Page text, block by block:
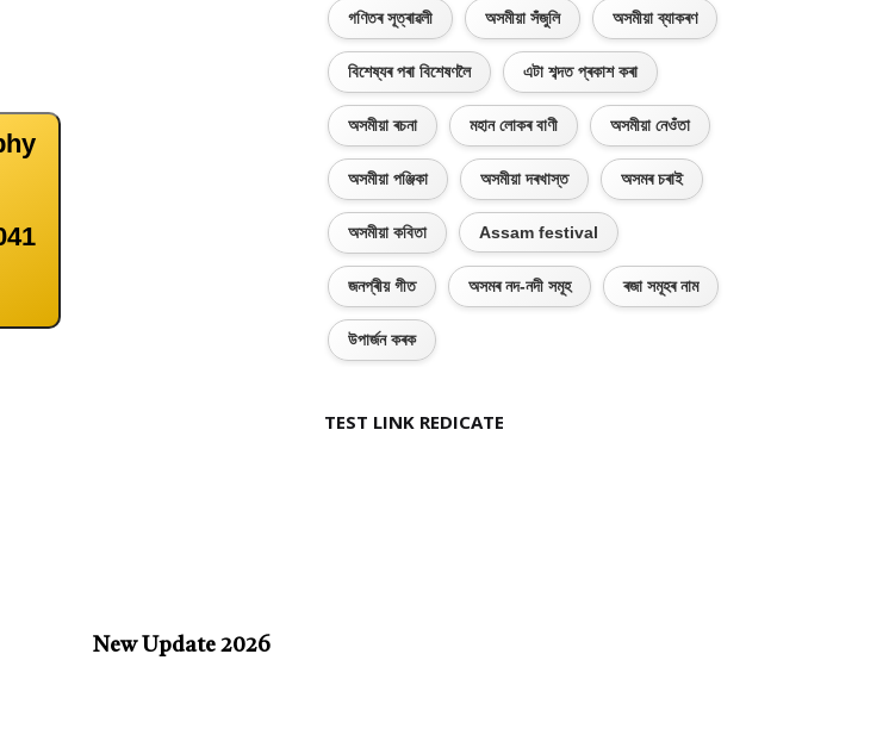
New Update 2026
গণিতৰ সূত্ৰাৱলী অসমীয়া সঁজুলি অসমীয়া ব্যাকৰণ
বিশেষ্যৰ পৰা বিশেষণলৈ এটা শব্দত প্ৰকাশ কৰা
অসমীয়া ৰচনা মহান লোকৰ বাণী অসমীয়া নেওঁতা
অসমীয়া পঞ্জিকা অসমীয়া দৰখাস্ত অসমৰ চৰাই
অসমীয়া কবিতা Assam festival
জনপ্ৰীয় গীত অসমৰ নদ-নদী সমূহ ৰজা সমূহৰ নাম
উপাৰ্জন কৰক
TEST LINK REDICATE